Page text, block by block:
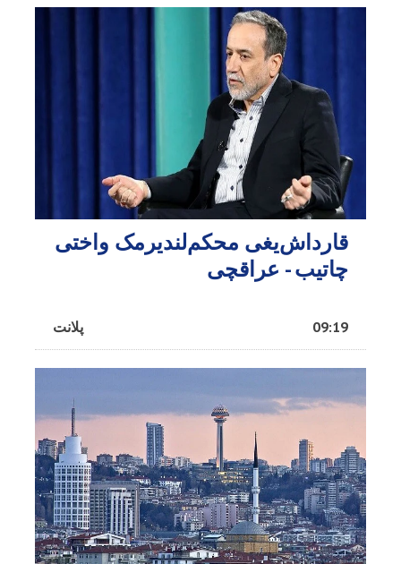
قارداش‌یغی محکم‌لندیرمک واختی
چاتیب - عراقچی
پلانت 09:19